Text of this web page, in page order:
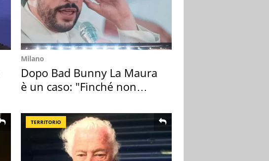
Milano
Dopo Bad Bunny La Maura
è un caso: "Finché non
TERRITORIO